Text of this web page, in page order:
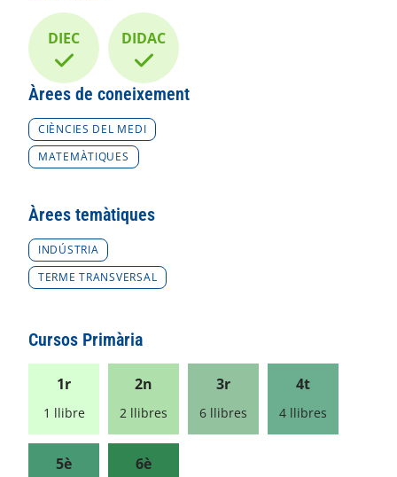
DIEC DIDAC
Àrees de coneixement
CIÈNCIES DEL MEDI
MATEMÀTIQUES
Àrees temàtiques
INDÚSTRIA
TERME TRANSVERSAL
Cursos Primària
1r
1 llibre
2n
2 llibres
3r
6 llibres
4t
4 llibres
5è 6è